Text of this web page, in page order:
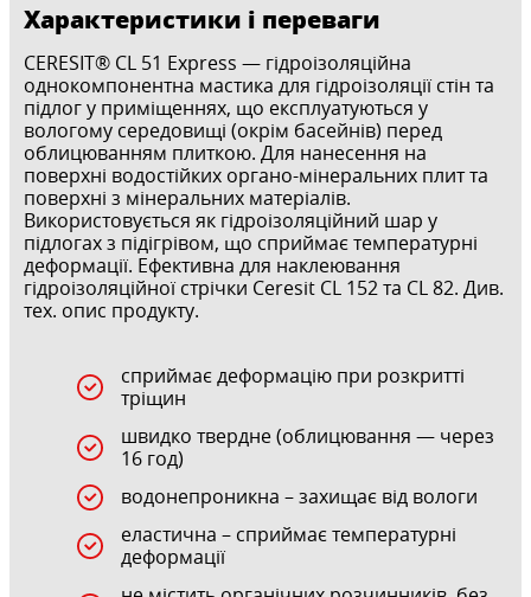
Характеристики і переваги
CERESIT® CL 51 Express — гідроізоляційна
однокомпонентна мастика для гідроізоляції стін та
підлог у приміщеннях, що експлуатуються у
вологому середовищі (окрім басейнів) перед
облицюванням плиткою. Для нанесення на
поверхні водостійких органо-мінеральних плит та
поверхні з мінеральних матеріалів.
Використовується як гідроізоляційний шар у
підлогах з підігрівом, що сприймає температурні
деформації. Ефективна для наклеювання
гідроізоляційної стрічки Ceresit CL 152 та CL 82. Див.
тех. опис продукту.
сприймає деформацію при розкритті
тріщин
швидко твердне (облицювання — через
16 год)
водонепроникна – захищає від вологи
еластична – сприймає температурні
деформації